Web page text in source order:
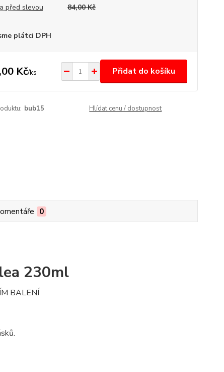
před slevou
84,00 Kč
plátci DPH
Kč/ks Přidat do košíku
bub15 Hlídat cenu / dostupnost
0
230ml
BALENÍ